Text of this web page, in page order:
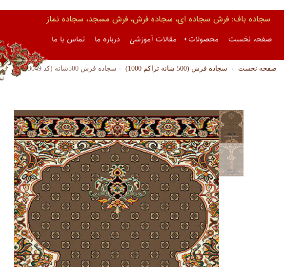
سجاده باف: فرش سجاده ای، سجاده فرش، فرش مسجد، سجاده نماز
صفحه نخست محصولات مقالات آموزشی درباره ما تماس با ما
صفحه نخست سجاده فرش (500 شانه تراکم 1000) سجاده فرش 500شانه (کد 3049 )